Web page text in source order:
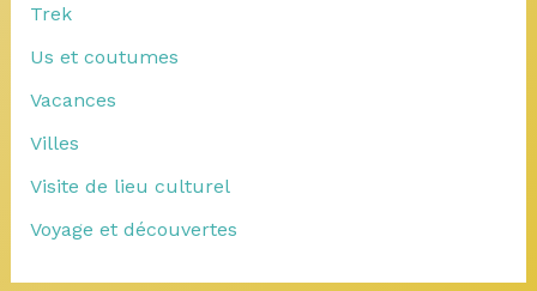
Trek
Us et coutumes
Vacances
Villes
Visite de lieu culturel
Voyage et découvertes